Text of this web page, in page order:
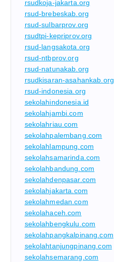
rsudkoja-jakarta.org
rsud-brebeskab.org
rsud-sulbarprov.org
rsudtpi-kepriprov.org
rsud-langsakota.org
rsud-ntbprov.org
rsud-natunakab.org
rsudkisaran-asahankab.org
rsud-indonesia.org
sekolahindonesia.id
sekolahjambi.com
sekolahriau.com
sekolahpalembang.com
sekolahlampung.com
sekolahsamarinda.com
sekolahbandung.com
sekolahdenpasar.com
sekolahjakarta.com
sekolahmedan.com
sekolahaceh.com
sekolahbengkulu.com
sekolahpangkalpinang.com
sekolahtanjungpinang.com
sekolahsemarang.com